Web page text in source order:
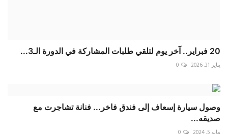
20 فبراير.. آخر يوم لتلقي طلبات المشاركة في الدورة الـ3...
يناير 31, 2026 0
وصول سيارة إسعاف إلى فندق فاخر... فنانة تشاجرت مع
صديقه...